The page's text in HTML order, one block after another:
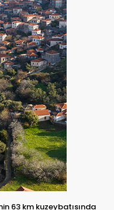
63 km kuzeybatısında